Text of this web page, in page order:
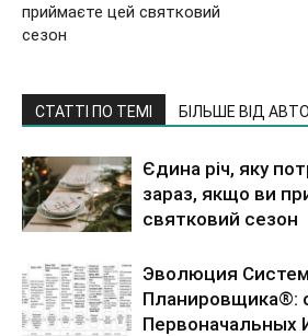
приймаєте цей святковий
сезон
СТАТТІ ПО ТЕМІ БІЛЬШЕ ВІД
Єдина річ, яку
зараз, якщо ви
святковий сезон
Эволюция
Планировщика®:
Первоначальных